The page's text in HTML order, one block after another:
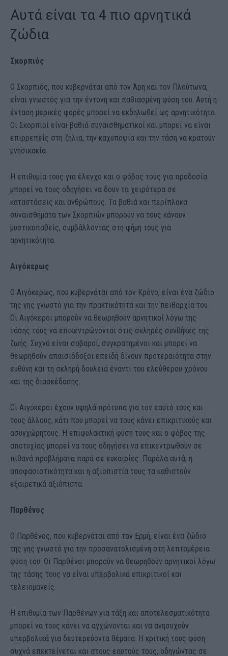
Αυτά είναι τα 4 πιο αρνητικά
ζώδια
Σκορπιός
Ο Σκορπιός, που κυβερνάται από τον Άρη και τον Πλούτωνα,
είναι γνωστός για την έντονη και παθιασμένη φύση του. Αυτή η
ένταση μερικές φορές μπορεί να εκδηλωθεί ως αρνητικότητα.
Οι Σκορπιοί είναι βαθιά συναισθηματικοί και μπορεί να είναι
επιρρεπείς στη ζήλια, την καχυποψία και την τάση να κρατούν
μνησικακία.
Η επιθυμία τους για έλεγχο και ο φόβος τους για προδοσία
μπορεί να τους οδηγήσει να δουν τα χειρότερα σε
καταστάσεις και ανθρώπους. Τα βαθιά και περίπλοκα
συναισθήματα των Σκορπιών μπορούν να τους κάνουν
μυστικοπαθείς, συμβάλλοντας στη φήμη τους για
αρνητικότητα.
Αιγόκερως
Ο Αιγόκερως, που κυβερνάται από τον Κρόνο, είναι ένα ζώδιο
της γης γνωστό για την πρακτικότητα και την πειθαρχία του.
Οι Αιγόκεροι μπορούν να θεωρηθούν αρνητικοί λόγω της
τάσης τους να επικεντρώνονται στις σκληρές συνθήκες της
ζωής. Συχνά είναι σοβαροί, συγκρατημένοι και μπορεί να
θεωρηθούν απαισιόδοξοι επειδή δίνουν προτεραιότητα στην
ευθύνη και τη σκληρή δουλειά έναντι του ελεύθερου χρόνου
και της διασκέδασης.
Οι Αιγόκεροι έχουν υψηλά πρότυπα για τον εαυτό τους και
τους άλλους, κάτι που μπορεί να τους κάνει επικριτικούς και
ασυγχώρητους. Η επιφυλακτική φύση τους και ο φόβος της
αποτυχίας μπορεί να τους οδηγήσει να επικεντρωθούν σε
πιθανά προβλήματα παρά σε ευκαιρίες. Παρόλα αυτά, η
αποφασιστικότητα και η αξιοπιστία τους τα καθιστούν
εξαιρετικά αξιόπιστα.
Παρθένος
Ο Παρθένος, που κυβερνάται από τον Ερμή, είναι ένα ζώδιο
της γης γνωστό για την προσανατολισμένη στη λεπτομέρεια
φύση του. Οι Παρθένοι μπορούν να θεωρηθούν αρνητικοί λόγω
της τάσης τους να είναι υπερβολικά επικριτικοί και
τελειομανείς.
Η επιθυμία των Παρθένων για τάξη και αποτελεσματικότητα
μπορεί να τους κάνει να αγχώνονται και να ανησυχούν
υπερβολικά για δευτερεύοντα θέματα. Η κριτική τους φύση
συχνά επεκτείνεται και στους εαυτούς τους, οδηγώντας σε